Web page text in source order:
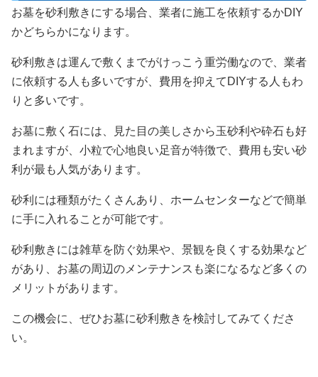
お墓を砂利敷きにする場合、業者に施工を依頼するかDIY
かどちらかになります。
砂利敷きは運んで敷くまでがけっこう重労働なので、業者
に依頼する人も多いですが、費用を抑えてDIYする人もわ
りと多いです。
お墓に敷く石には、見た目の美しさから玉砂利や砕石も好
まれますが、小粒で心地良い足音が特徴で、費用も安い砂
利が最も人気があります。
砂利には種類がたくさんあり、ホームセンターなどで簡単
に手に入れることが可能です。
砂利敷きには雑草を防ぐ効果や、景観を良くする効果など
があり、お墓の周辺のメンテナンスも楽になるなど多くの
メリットがあります。
この機会に、ぜひお墓に砂利敷きを検討してみてくださ
い。